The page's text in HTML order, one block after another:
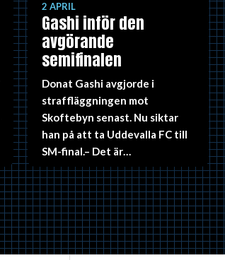
2 APRIL
Gashi inför den
avgörande
semifinalen
Donat Gashi avgjorde i
straffläggningen mot
Skoftebyn senast. Nu siktar
han på att ta Uddevalla FC till
SM-final.– Det är…